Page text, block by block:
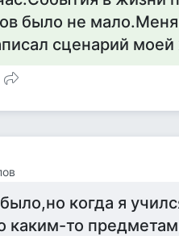
было не
сценарий
когда я
каким-то